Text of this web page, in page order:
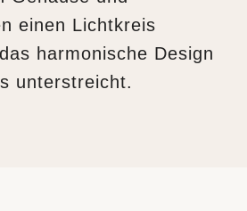
einen Lichtkreis
harmonische Design
unterstreicht.